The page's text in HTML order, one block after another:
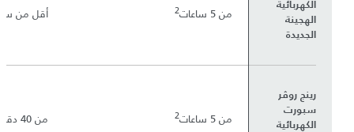
الكهربائية
الهجينة
الجديدة
من 5 ساعات 2 أقل من
رينج روڤر
سبورت
الكهربائية
من 5 ساعات 2 من 40 دقيقة